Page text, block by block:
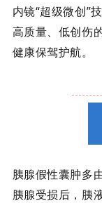
内镜“超级微创”
高质量、低创伤
健康保驾护航。
胰腺假性囊肿多
胰腺受损后，胰